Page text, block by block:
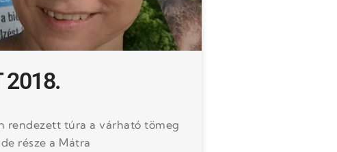
2018.
rendezett túra a várható tömeg
része a Mátra